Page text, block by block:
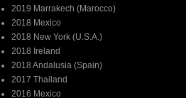
2019 Marrakech (Marocco)
2018 Mexico
2018 New York (U.S.A.)
2018 Ireland
2018 Andalusia (Spain)
2017 Thailand
2016 Mexico